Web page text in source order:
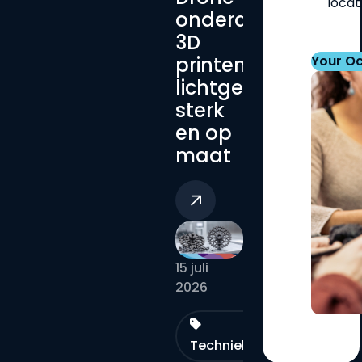
onderdelen
3D
printen:
lichtgewicht,
sterk
en op
maat
15 juli
2026
Technieken
Your